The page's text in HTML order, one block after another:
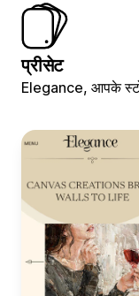
प्रीसेट
Elegance, आपके